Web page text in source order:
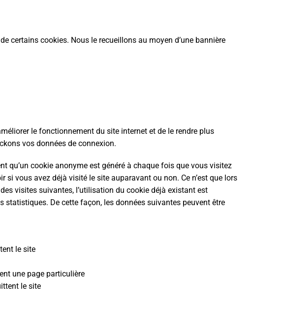
certains cookies. Nous le recueillons au moyen d’une bannière
le fonctionnement du site internet et de le rendre plus
vos données de connexion.
qu’un cookie anonyme est généré à chaque fois que vous visitez
si vous avez déjà visité le site auparavant ou non. Ce n’est que lors
visites suivantes, l’utilisation du cookie déjà existant est
statistiques. De cette façon, les données suivantes peuvent être
le site
une page particulière
le site